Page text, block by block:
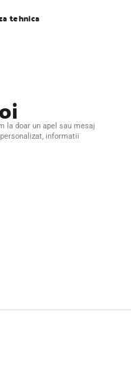
tehnica
la doar un apel sau mesaj
informatii